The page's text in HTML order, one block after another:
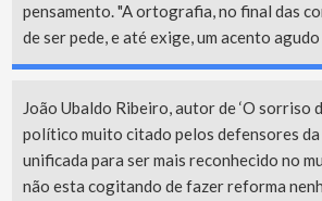
pensamento. "A ortografia, no final das
de ser pede, e até exige, um acento
João Ubaldo Ribeiro, autor de ‘O sorriso
político muito citado pelos defensores
unificada para ser mais reconhecido no
não esta cogitando de fazer reforma